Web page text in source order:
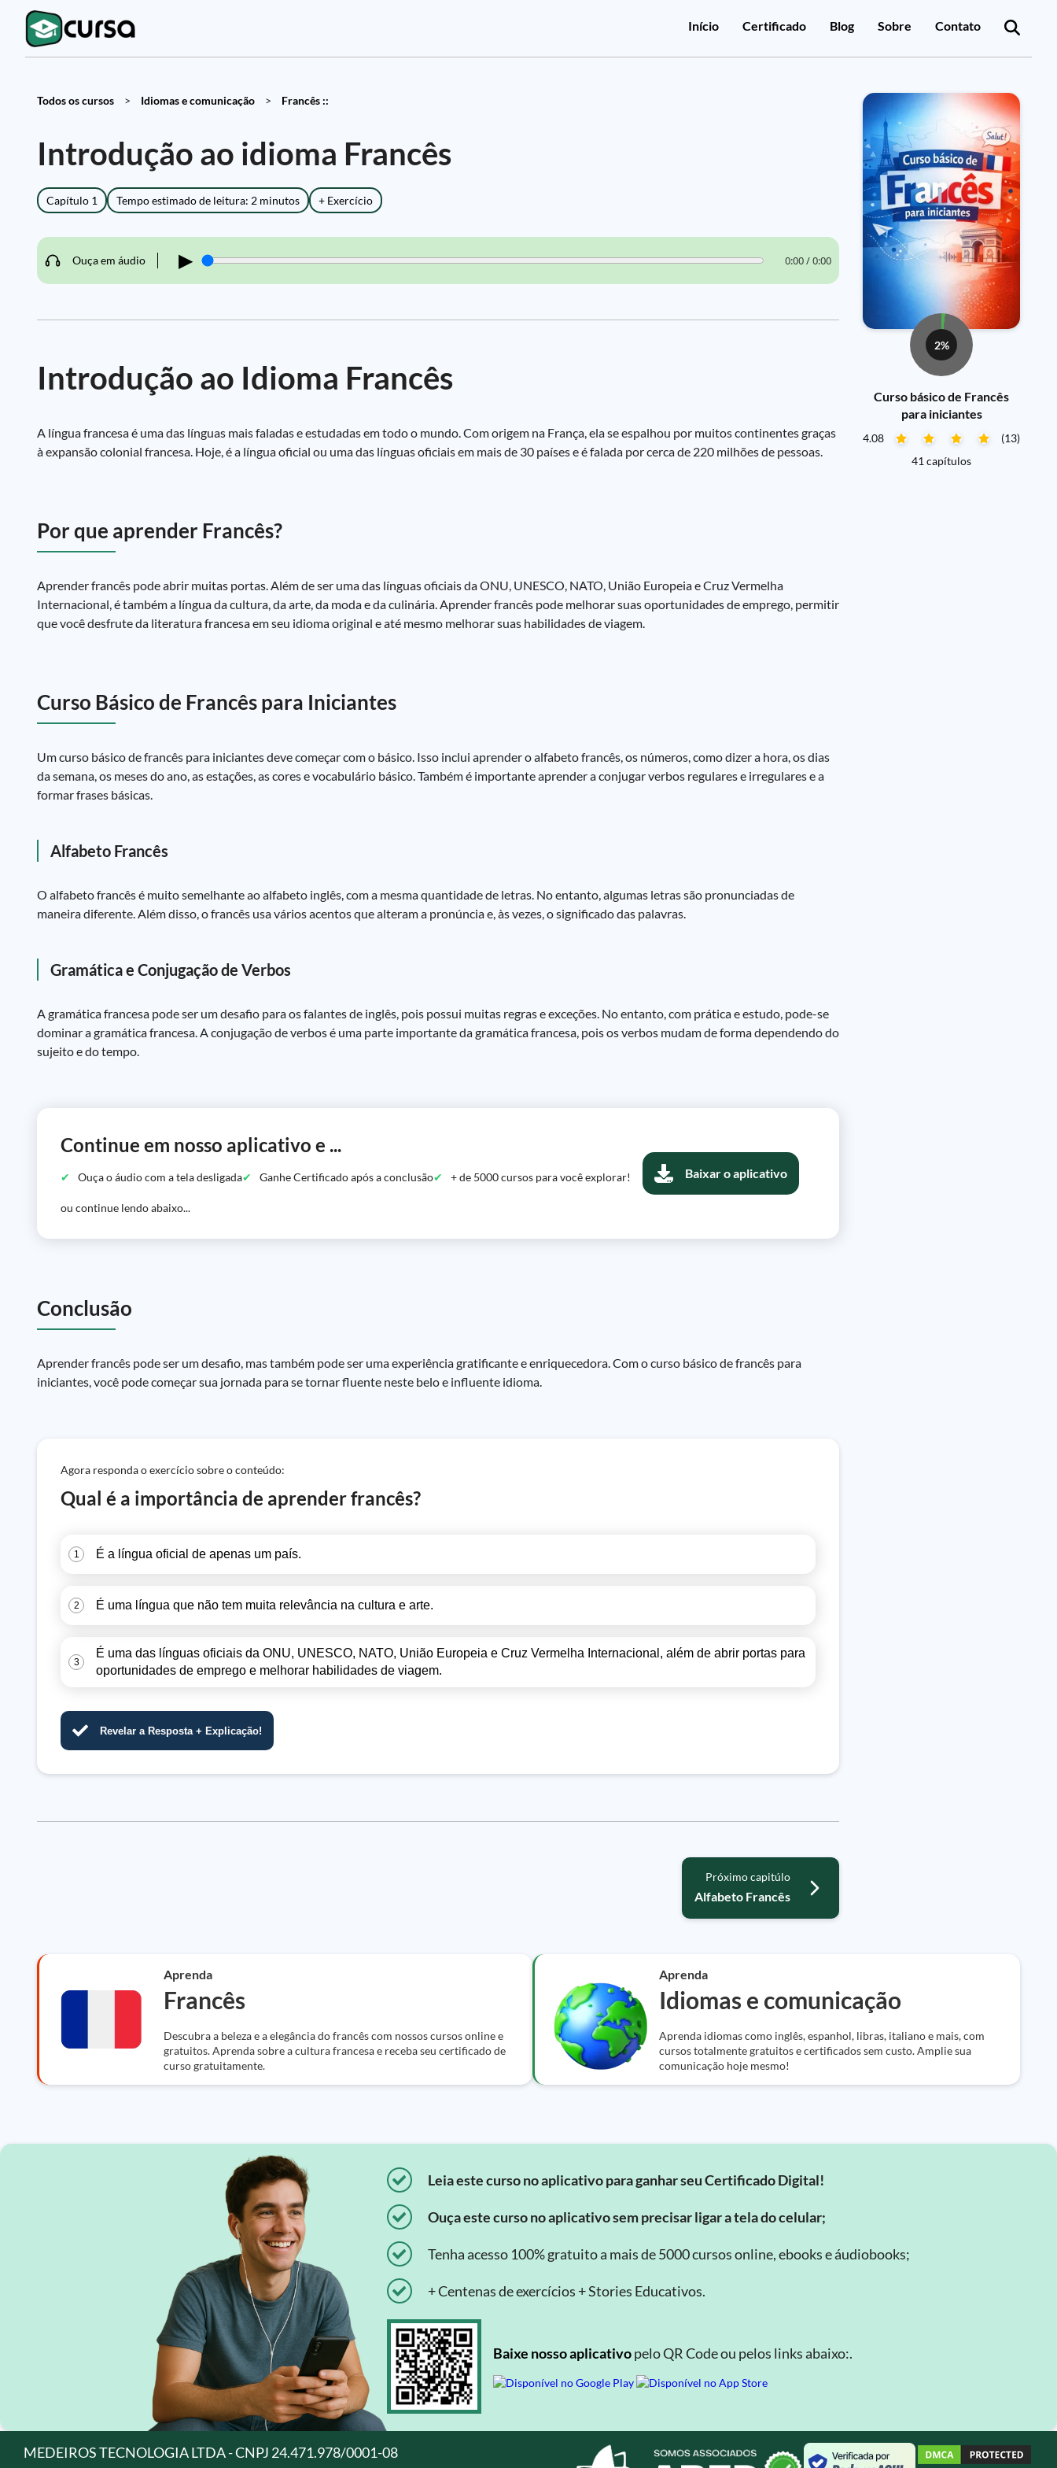
Início Certificado Blog Sobre Contato
Todos os cursos > Idiomas e comunicação > Francês ::
Introdução ao idioma Francês
Capítulo 1 Tempo estimado de leitura: 2 minutos + Exercício
Ouça em áudio ▶ 0:00 / 0:00
Introdução ao Idioma Francês
A língua francesa é uma das línguas mais faladas e estudadas em todo o mundo. Com origem na França, ela se espalhou por muitos continentes graças
à expansão colonial francesa. Hoje, é a língua oficial ou uma das línguas oficiais em mais de 30 países e é falada por cerca de 220 milhões de pessoas.
Por que aprender Francês?
Aprender francês pode abrir muitas portas. Além de ser uma das línguas oficiais da ONU, UNESCO, NATO, União Europeia e Cruz Vermelha
Internacional, é também a língua da cultura, da arte, da moda e da culinária. Aprender francês pode melhorar suas oportunidades de emprego, permitir
que você desfrute da literatura francesa em seu idioma original e até mesmo melhorar suas habilidades de viagem.
Curso Básico de Francês para Iniciantes
Um curso básico de francês para iniciantes deve começar com o básico. Isso inclui aprender o alfabeto francês, os números, como dizer a hora, os dias
da semana, os meses do ano, as estações, as cores e vocabulário básico. Também é importante aprender a conjugar verbos regulares e irregulares e a
formar frases básicas.
Alfabeto Francês
O alfabeto francês é muito semelhante ao alfabeto inglês, com a mesma quantidade de letras. No entanto, algumas letras são pronunciadas de
maneira diferente. Além disso, o francês usa vários acentos que alteram a pronúncia e, às vezes, o significado das palavras.
Gramática e Conjugação de Verbos
A gramática francesa pode ser um desafio para os falantes de inglês, pois possui muitas regras e exceções. No entanto, com prática e estudo, pode-se
dominar a gramática francesa. A conjugação de verbos é uma parte importante da gramática francesa, pois os verbos mudam de forma dependendo do
sujeito e do tempo.
Continue em nosso aplicativo e ...
Ouça o áudio com a tela desligada Ganhe Certificado após a conclusão + de 5000 cursos para você explorar!
ou continue lendo abaixo...
Baixar o aplicativo
Conclusão
Aprender francês pode ser um desafio, mas também pode ser uma experiência gratificante e enriquecedora. Com o curso básico de francês para
iniciantes, você pode começar sua jornada para se tornar fluente neste belo e influente idioma.
Agora responda o exercício sobre o conteúdo:
Qual é a importância de aprender francês?
1 É a língua oficial de apenas um país.
2 É uma língua que não tem muita relevância na cultura e arte.
3
É uma das línguas oficiais da ONU, UNESCO, NATO, União Europeia e Cruz Vermelha Internacional, além de abrir portas para
oportunidades de emprego e melhorar habilidades de viagem.
Revelar a Resposta + Explicação!
Próximo capitúlo
Alfabeto Francês
2%
Curso básico de Francês
para iniciantes
4.08
(13)
41 capítulos
Aprenda
Francês
Descubra a beleza e a elegância do francês com nossos cursos online e
gratuitos. Aprenda sobre a cultura francesa e receba seu certificado de
curso gratuitamente.
Aprenda
Idiomas e comunicação
Aprenda idiomas como inglês, espanhol, libras, italiano e mais, com
cursos totalmente gratuitos e certificados sem custo. Amplie sua
comunicação hoje mesmo!
Leia este curso no aplicativo para ganhar seu Certificado Digital!
Ouça este curso no aplicativo sem precisar ligar a tela do celular;
Tenha acesso 100% gratuito a mais de 5000 cursos online, ebooks e áudiobooks;
+ Centenas de exercícios + Stories Educativos.
Baixe nosso aplicativopelo QR Code ou pelos links abaixo:.
MEDEIROS TECNOLOGIA LTDA - CNPJ 24.471.978/0001-08